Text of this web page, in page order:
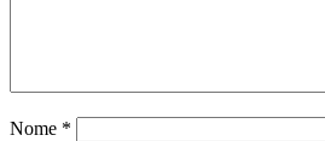
Nome *